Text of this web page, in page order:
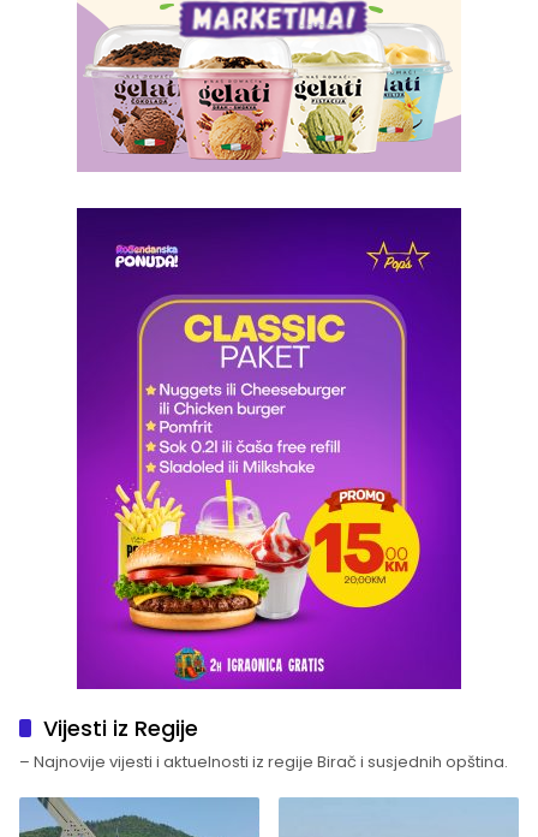
Vijesti iz Regije
– Najnovije vijesti i aktuelnosti iz regije Birač i susjednih opština.